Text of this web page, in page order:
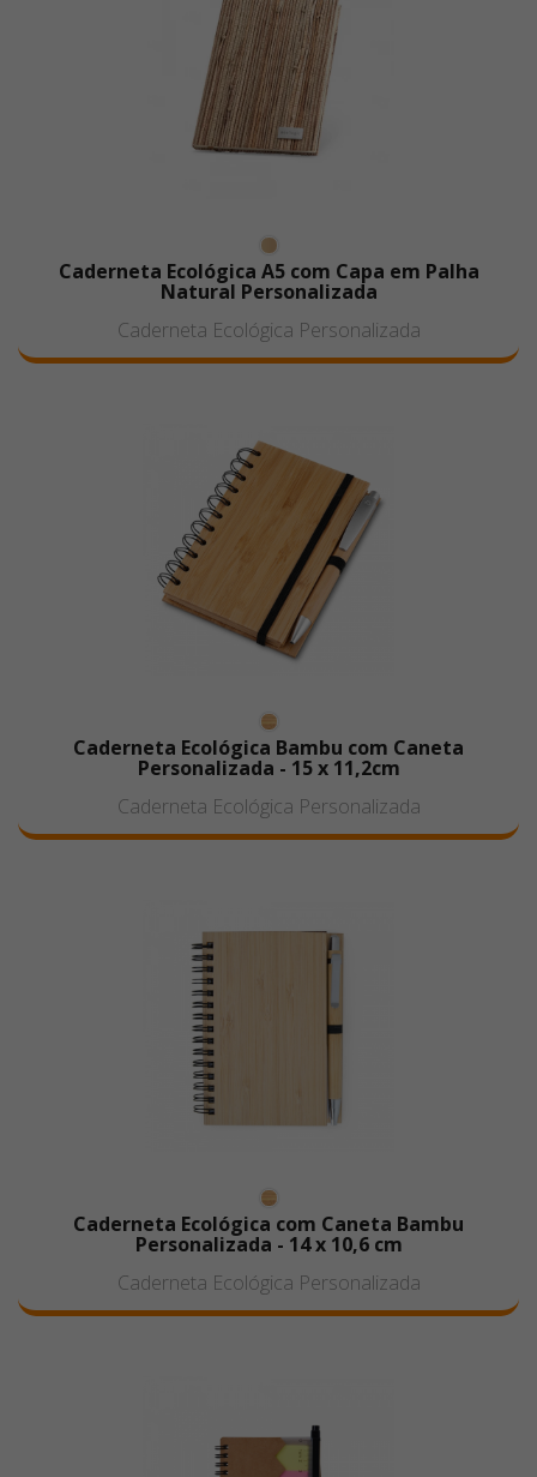
Caderneta Ecológica A5 com Capa em Palha
Natural Personalizada
Caderneta Ecológica Personalizada
Caderneta Ecológica Bambu com Caneta
Personalizada - 15 x 11,2cm
Caderneta Ecológica Personalizada
Caderneta Ecológica com Caneta Bambu
Personalizada - 14 x 10,6 cm
Caderneta Ecológica Personalizada